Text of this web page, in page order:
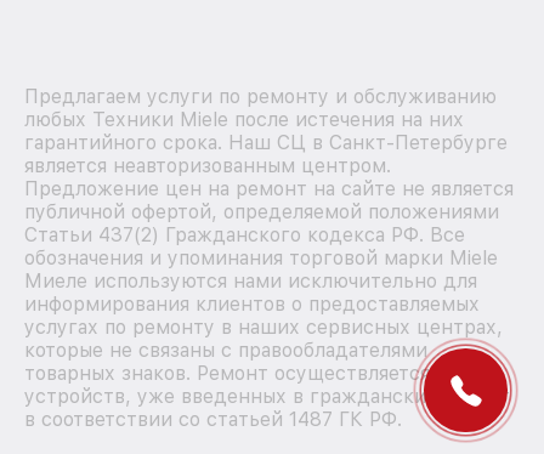
Предлагаем услуги по ремонту и обслуживанию
любых Техники Miele после истечения на них
гарантийного срока. Наш СЦ в Санкт-Петербурге
является неавторизованным центром.
Предложение цен на ремонт на сайте не является
публичной офертой, определяемой положениями
Статьи 437(2) Гражданского кодекса РФ. Все
обозначения и упоминания торговой марки Miele
Миеле используются нами исключительно для
информирования клиентов о предоставляемых
услугах по ремонту в наших сервисных центрах,
которые не связаны с правообладателями
товарных знаков. Ремонт осуществляется для
устройств, уже введенных в гражданский оборот
в соответствии со статьей 1487 ГК РФ.